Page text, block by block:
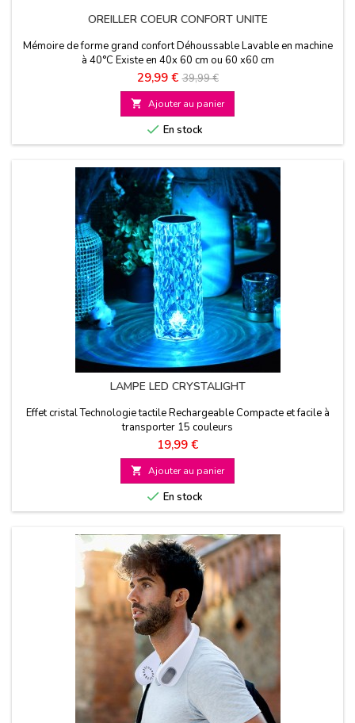
OREILLER COEUR CONFORT UNITE
Mémoire de forme grand confort Déhoussable Lavable en machine
à 40°C Existe en 40x 60 cm ou 60 x60 cm
Prix
29,99 € Prix
de
base
39,99 €
 Ajouter au panier
 En stock
LAMPE LED CRYSTALIGHT
Effet cristal Technologie tactile Rechargeable Compacte et facile à
transporter 15 couleurs
Prix
19,99 €
 Ajouter au panier
 En stock